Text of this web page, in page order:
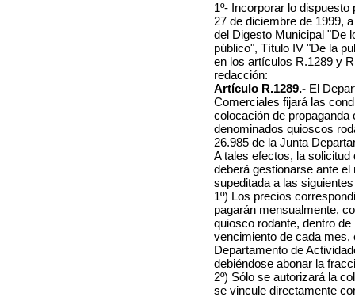
1º- Incorporar lo
27 de diciembre de 1999,
del Digesto Municipal "De
público", Título IV "De la
en los artículos R.1289 y
redacción:
Artículo R.1289.- El
Comerciales fijará las
colocación de
denominados quioscos
26.985 de la Junta
A tales efectos, la
deberá gestionarse ante
supeditada a las
1º) Los precios
pagarán mensualmente,
quiosco rodante, dentro
vencimiento de cada mes,
Departamento de
debiéndose abonar la
2º) Sólo se autorizará la
se vincule directamente